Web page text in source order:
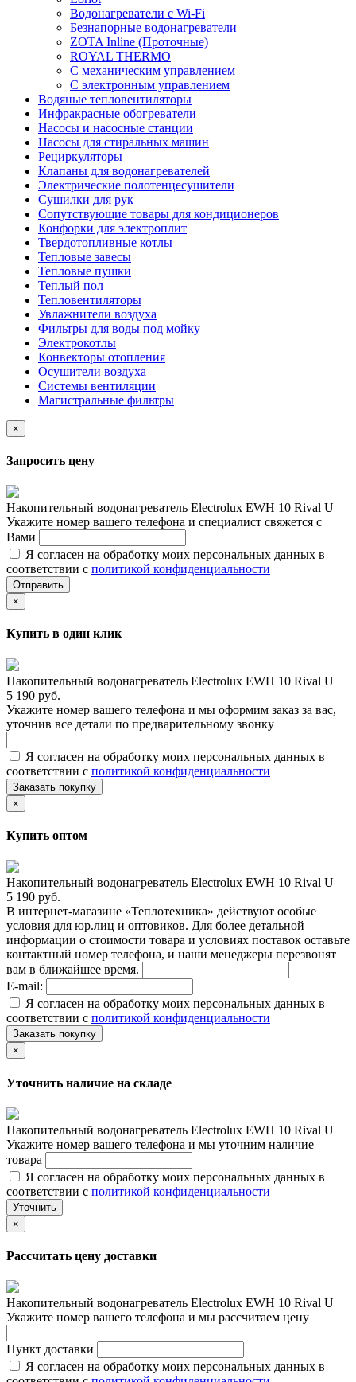
Водонагреватели с Wi-Fi
Безнапорные водонагреватели
ZOTA Inline (Проточные)
ROYAL THERMO
С механическим управлением
С электронным управлением
Водяные тепловентиляторы
Инфракрасные обогреватели
Насосы и насосные станции
Насосы для стиральных машин
Рециркуляторы
Клапаны для водонагревателей
Электрические полотенцесушители
Сушилки для рук
Сопутствующие товары для кондиционеров
Конфорки для электроплит
Твердотопливные котлы
Тепловые завесы
Тепловые пушки
Теплый пол
Тепловентиляторы
Увлажнители воздуха
Фильтры для воды под мойку
Электрокотлы
Конвекторы отопления
Осушители воздуха
Системы вентиляции
Магистральные фильтры
×
Запросить цену
Накопительный водонагреватель Electrolux EWH 10 Rival U
Укажите номер вашего телефона и специалист свяжется с
Вами
Я согласен на обработку моих персональных данных в
соответствии с политикой конфиденциальности
Отправить
×
Купить в один клик
Накопительный водонагреватель Electrolux EWH 10 Rival U
5 190 руб.
Укажите номер вашего телефона и мы оформим заказ за вас,
уточнив все детали по предварительному звонку
Я согласен на обработку моих персональных данных в
соответствии с политикой конфиденциальности
Заказать покупку
×
Купить оптом
Накопительный водонагреватель Electrolux EWH 10 Rival U
5 190 руб.
В интернет-магазине «Теплотехника» действуют особые
условия для юр.лиц и оптовиков. Для более детальной
информации о стоимости товара и условиях поставок оставьте
контактный номер телефона, и наши менеджеры перезвонят
вам в ближайшее время.
E-mail:
Я согласен на обработку моих персональных данных в
соответствии с политикой конфиденциальности
Заказать покупку
×
Уточнить наличие на складе
Накопительный водонагреватель Electrolux EWH 10 Rival U
Укажите номер вашего телефона и мы уточним наличие
товара
Я согласен на обработку моих персональных данных в
соответствии с политикой конфиденциальности
Уточнить
×
Рассчитать цену доставки
Накопительный водонагреватель Electrolux EWH 10 Rival U
Укажите номер вашего телефона и мы рассчитаем цену
Пункт доставки
Я согласен на обработку моих персональных данных в